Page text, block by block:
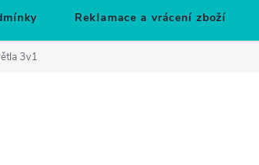
Reklamace a vrácení zboží
3v1